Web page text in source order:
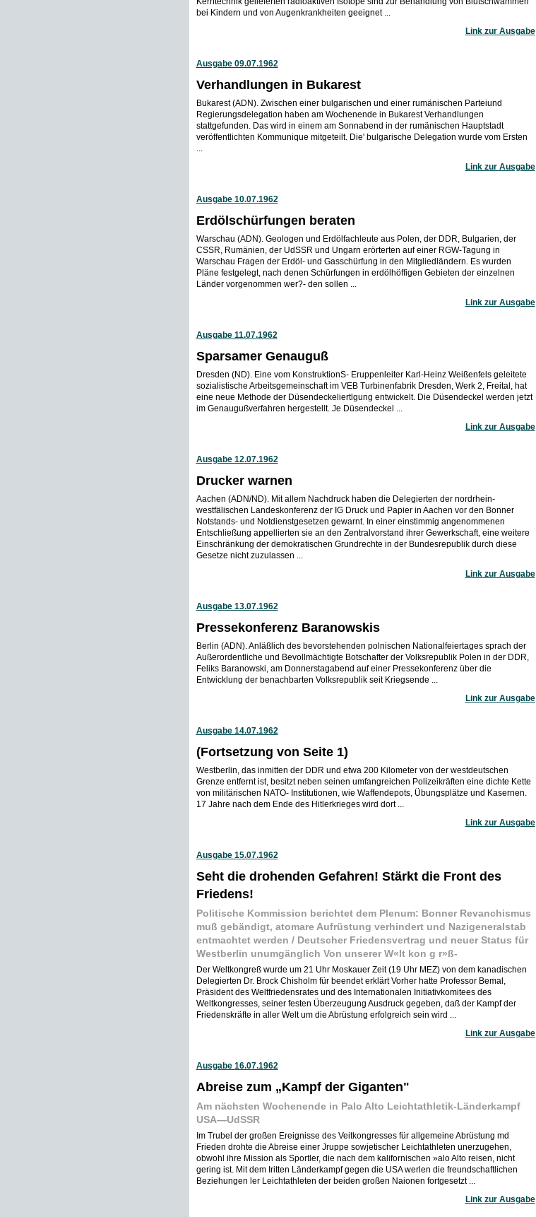
bei Kindern und von Augenkrankheiten geeignet ...
Link zur Ausgabe
Ausgabe 09.07.1962
Verhandlungen in Bukarest
Bukarest (ADN). Zwischen einer bulgarischen und einer rumänischen Parteiund
Regierungsdelegation haben am Wochenende in Bukarest Verhandlungen
stattgefunden. Das wird in einem am Sonnabend in der rumänischen Hauptstadt
veröffentlichten Kommunique mitgeteilt. Die' bulgarische Delegation wurde vom Ersten
...
Link zur Ausgabe
Ausgabe 10.07.1962
Erdölschürfungen beraten
Warschau (ADN). Geologen und Erdölfachleute aus Polen, der DDR, Bulgarien, der
CSSR, Rumänien, der UdSSR und Ungarn erörterten auf einer RGW-Tagung in
Warschau Fragen der Erdöl- und Gasschürfung in den Mitgliedländern. Es wurden
Pläne festgelegt, nach denen Schürfungen in erdölhöffigen Gebieten der einzelnen
Länder vorgenommen wer?- den sollen ...
Link zur Ausgabe
Ausgabe 11.07.1962
Sparsamer Genauguß
Dresden (ND). Eine vom KonstruktionS- Eruppenleiter Karl-Heinz Weißenfels geleitete
sozialistische Arbeitsgemeinschaft im VEB Turbinenfabrik Dresden, Werk 2, Freital, hat
eine neue Methode der Düsendeckeliertlgung entwickelt. Die Düsendeckel werden jetzt
im Genaugußverfahren hergestellt. Je Düsendeckel ...
Link zur Ausgabe
Ausgabe 12.07.1962
Drucker warnen
Aachen (ADN/ND). Mit allem Nachdruck haben die Delegierten der nordrhein-
westfälischen Landeskonferenz der IG Druck und Papier in Aachen vor den Bonner
Notstands- und Notdienstgesetzen gewarnt. In einer einstimmig angenommenen
Entschließung appellierten sie an den Zentralvorstand ihrer Gewerkschaft, eine weitere
Einschränkung der demokratischen Grundrechte in der Bundesrepublik durch diese
Gesetze nicht zuzulassen ...
Link zur Ausgabe
Ausgabe 13.07.1962
Pressekonferenz Baranowskis
Berlin (ADN). Anläßlich des bevorstehenden polnischen Nationalfeiertages sprach der
Außerordentliche und Bevollmächtigte Botschafter der Volksrepublik Polen in der DDR,
Feliks Baranowski, am Donnerstagabend auf einer Pressekonferenz über die
Entwicklung der benachbarten Volksrepublik seit Kriegsende ...
Link zur Ausgabe
Ausgabe 14.07.1962
(Fortsetzung von Seite 1)
Westberlin, das inmitten der DDR und etwa 200 Kilometer von der westdeutschen
Grenze entfernt ist, besitzt neben seinen umfangreichen Polizeikräften eine dichte Kette
von militärischen NATO- Institutionen, wie Waffendepots, Übungsplätze und Kasernen.
17 Jahre nach dem Ende des Hitlerkrieges wird dort ...
Link zur Ausgabe
Ausgabe 15.07.1962
Seht die drohenden Gefahren! Stärkt die Front des
Friedens!
Politische Kommission berichtet dem Plenum: Bonner Revanchismus
muß gebändigt, atomare Aufrüstung verhindert und Nazigeneralstab
entmachtet werden / Deutscher Friedensvertrag und neuer Status für
Westberlin unumgänglich Von unserer W«lt kon g r»ß-
Der Weltkongreß wurde um 21 Uhr Moskauer Zeit (19 Uhr MEZ) von dem kanadischen
Delegierten Dr. Brock Chisholm für beendet erklärt Vorher hatte Professor Bemal,
Präsident des Weltfriedensrates und des Internationalen Initiativkomitees des
Weltkongresses, seiner festen Überzeugung Ausdruck gegeben, daß der Kampf der
Friedenskräfte in aller Welt um die Abrüstung erfolgreich sein wird ...
Link zur Ausgabe
Ausgabe 16.07.1962
Abreise zum „Kampf der Giganten"
Am nächsten Wochenende in Palo Alto Leichtathletik-Länderkampf
USA—UdSSR
Im Trubel der großen Ereignisse des Veitkongresses für allgemeine Abrüstung md
Frieden drohte die Abreise einer Jruppe sowjetischer Leichtathleten unerzugehen,
obwohl ihre Mission als Sportler, die nach dem kalifornischen »alo Alto reisen, nicht
gering ist. Mit dem Iritten Länderkampf gegen die USA werlen die freundschaftlichen
Beziehungen ler Leichtathleten der beiden großen Naionen fortgesetzt ...
Link zur Ausgabe